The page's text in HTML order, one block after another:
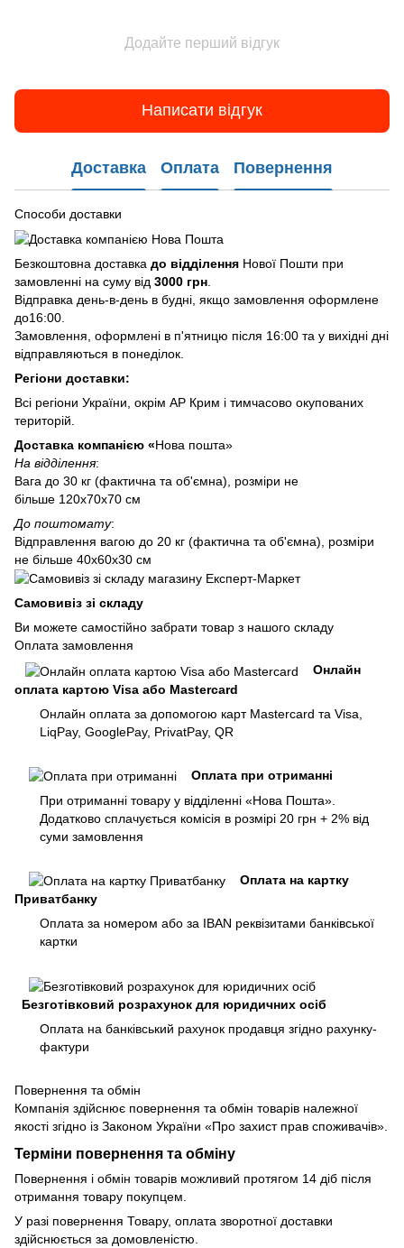
Додайте перший відгук
Написати відгук
Доставка Оплата Повернення
Способи доставки
Безкоштовна доставка до відділення Нової Пошти при
замовленні на суму від 3000 грн
Відправка день-в-день в будні, якщо замовлення оформлене
до16:00.
Замовлення, оформлені в п'ятницю після 16:00 та у вихідні дні
відправляються в понеділок.
Регіони доставки:
Всі регіони України, окрім АР Крим і тимчасово окупованих
територій.
Доставка компанією «Нова пошта»
На відділення:
Вага до 30 кг (фактична та об'ємна), розміри не
більше 120х70х70 см
До поштомату:
Відправлення вагою до 20 кг (фактична та об'ємна), розміри
не більше 40х60х30 см
Самовивіз зі складу
Ви можете самостійно забрати товар з нашого складу
Оплата замовлення
Онлайн
оплата картою Visa або Mastercard
Онлайн оплата за допомогою карт Mastercard та Visa,
LiqPay, GooglePay, PrivatPay, QR
Оплата при отриманні
При отриманні товару у відділенні «Нова Пошта».
Додатково сплачується комісія в розмірі 20 грн + 2% від
суми замовлення
Оплата на картку
Приватбанку
Оплата за номером або за IBAN реквізитами банківської
картки
Безготівковий розрахунок для юридичних осіб
Оплата на банківський рахунок продавця згідно рахунку-
фактури
Повернення та обмін
Компанія здійснює повернення та обмін товарів належної
якості згідно із Законом України «Про захист прав споживачів».
Терміни повернення та обміну
Повернення і обмін товарів можливий протягом 14 діб після
отримання товару покупцем.
У разі повернення Товару, оплата зворотної доставки
здійснюється за домовленістю.